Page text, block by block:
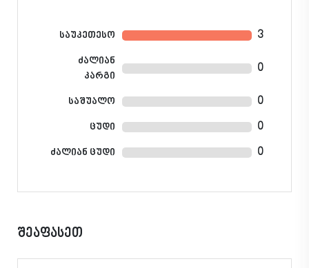
საუკეთესო 3
ძალიან
კარგი
0
საშუალო 0
ცუდი 0
ძალიან ცუდი 0
შეაფასეთ